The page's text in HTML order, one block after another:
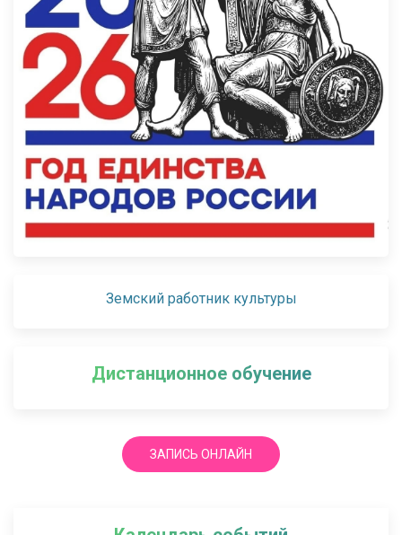
Земский работник культуры
Дистанционное обучение
ЗАПИСЬ ОНЛАЙН